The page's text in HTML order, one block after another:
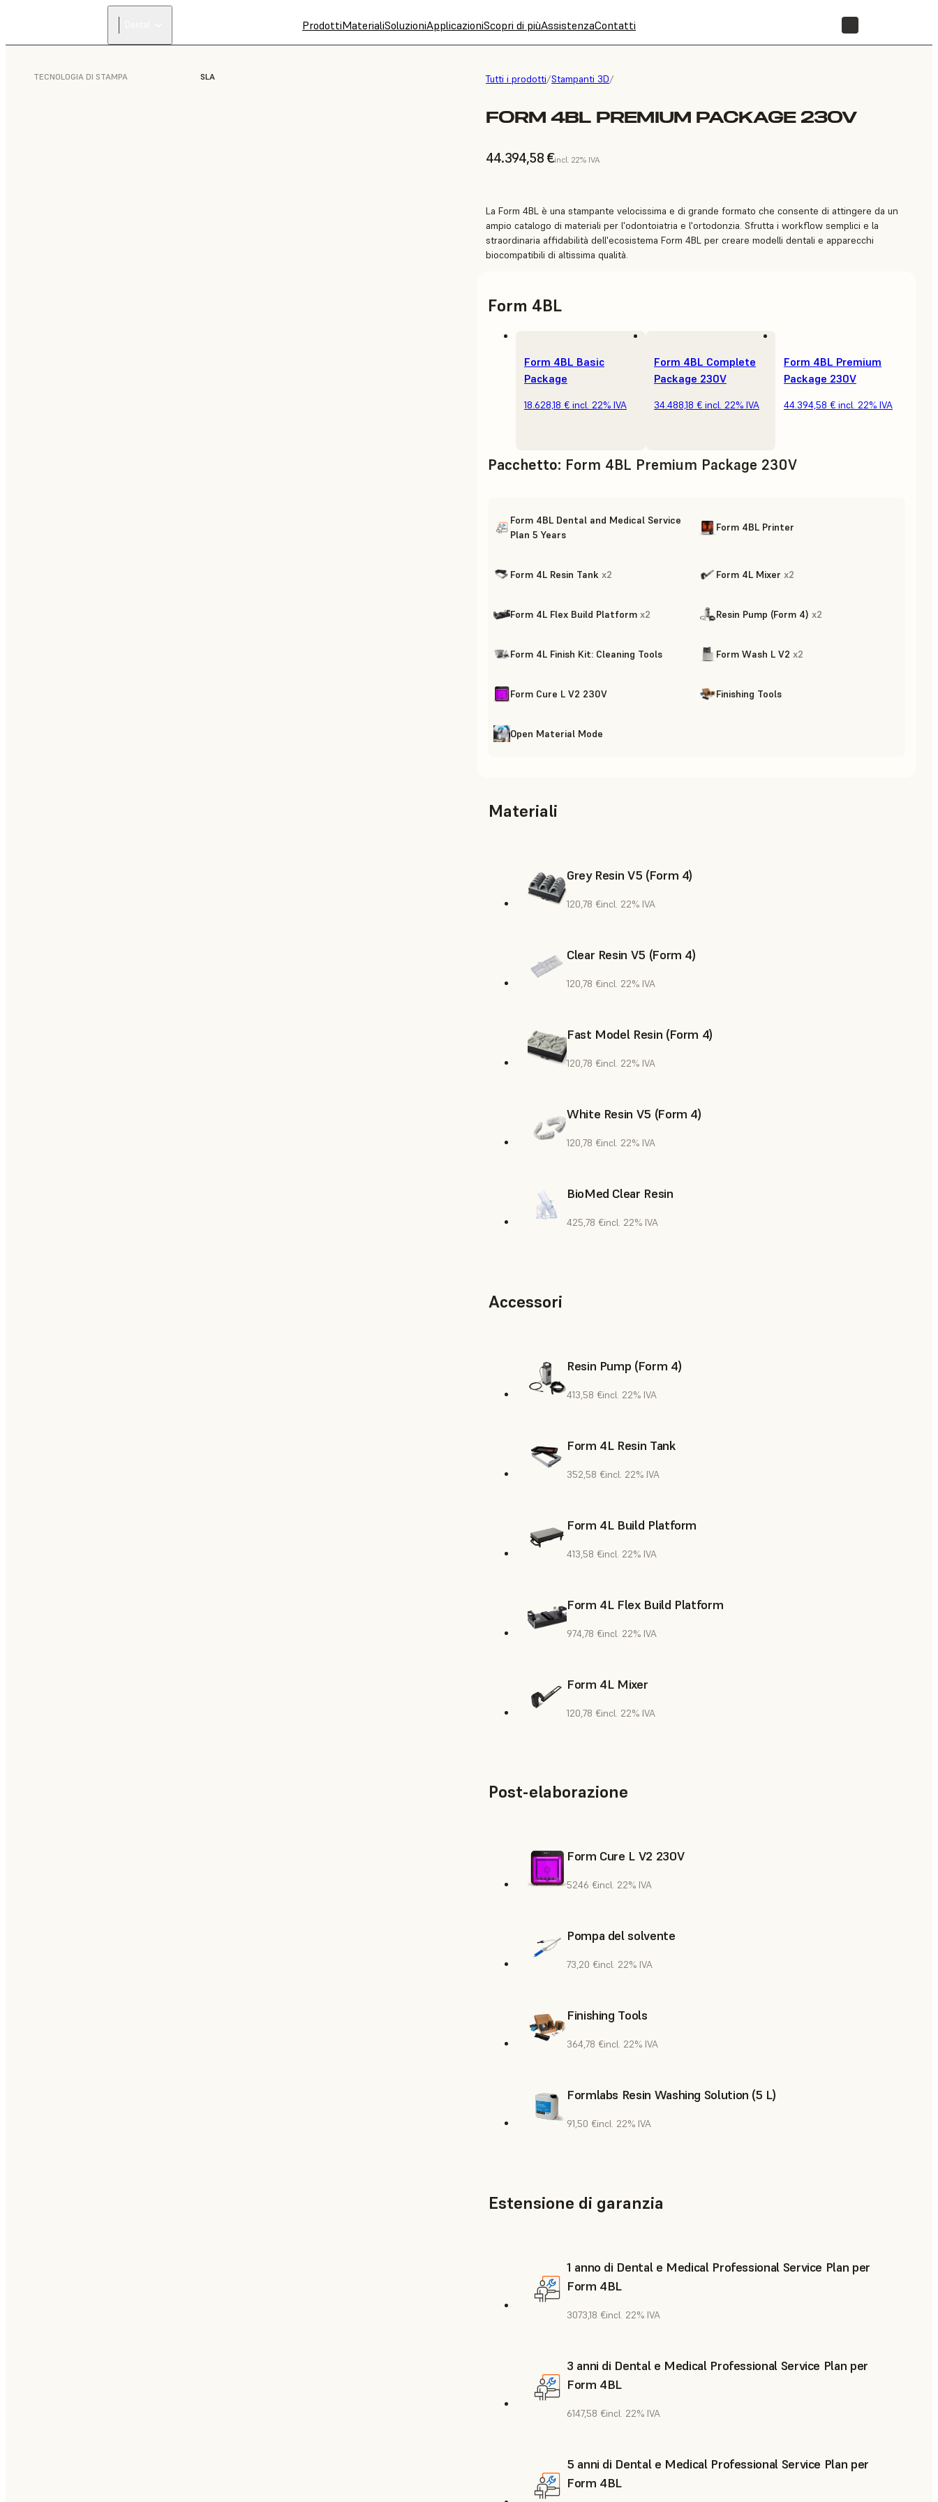
ProdottiMaterialiSoluzioniApplicazioniScopri di piùAssistenzaContatti
Tutti i prodotti/Stampanti 3D/
FORM 4BL PREMIUM PACKAGE 230V
44.394,58 €incl. 22% IVA
TECNOLOGIA DI STAMPA SLA
La Form 4BL è una stampante velocissima e di grande formato che consente di attingere da un
ampio catalogo di materiali per l'odontoiatria e l'ortodonzia. Sfrutta i workflow semplici e la
straordinaria affidabilità dell'ecosistema Form 4BL per creare modelli dentali e apparecchi
biocompatibili di altissima qualità.
Form 4BL
Form 4BL Basic
Package
18.628,18 € incl. 22% IVA
Form 4BL Complete
Package 230V
34.488,18 € incl. 22% IVA
Form 4BL Premium
Package 230V
44.394,58 € incl. 22% IVA
Pacchetto: Form 4BL Premium Package 230V
Form 4BL Dental and Medical Service
Plan 5 Years
Form 4BL Printer
Form 4L Resin Tank x2 Form 4L Mixer x2
Form 4L Flex Build Platform x2 Resin Pump (Form 4) x2
Form 4L Finish Kit: Cleaning Tools Form Wash L V2 x2
Form Cure L V2 230V Finishing Tools
Open Material Mode
Materiali
Grey Resin V5 (Form 4)
120,78 €incl. 22% IVA
Clear Resin V5 (Form 4)
120,78 €incl. 22% IVA
Fast Model Resin (Form 4)
120,78 €incl. 22% IVA
White Resin V5 (Form 4)
120,78 €incl. 22% IVA
BioMed Clear Resin
425,78 €incl. 22% IVA
Accessori
Resin Pump (Form 4)
413,58 €incl. 22% IVA
Form 4L Resin Tank
352,58 €incl. 22% IVA
Form 4L Build Platform
413,58 €incl. 22% IVA
Form 4L Flex Build Platform
974,78 €incl. 22% IVA
Form 4L Mixer
120,78 €incl. 22% IVA
Post-elaborazione
Form Cure L V2 230V
5246 €incl. 22% IVA
Pompa del solvente
73,20 €incl. 22% IVA
Finishing Tools
364,78 €incl. 22% IVA
Formlabs Resin Washing Solution (5 L)
91,50 €incl. 22% IVA
Estensione di garanzia
1 anno di Dental e Medical Professional Service Plan per
Form 4BL
3073,18 €incl. 22% IVA
3 anni di Dental e Medical Professional Service Plan per
Form 4BL
6147,58 €incl. 22% IVA
5 anni di Dental e Medical Professional Service Plan per
Form 4BL